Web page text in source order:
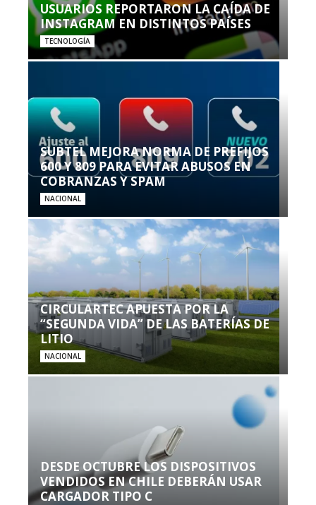
USUARIOS REPORTARON LA CAÍDA DE
INSTAGRAM EN DISTINTOS PAÍSES
TECNOLOGÍA
SUBTEL MEJORA NORMA DE PREFIJOS
600 Y 809 PARA EVITAR ABUSOS EN
COBRANZAS Y SPAM
NACIONAL
CIRCULARTEC APUESTA POR LA
“SEGUNDA VIDA” DE LAS BATERÍAS DE
LITIO
NACIONAL
DESDE OCTUBRE LOS DISPOSITIVOS
VENDIDOS EN CHILE DEBERÁN USAR
CARGADOR TIPO C